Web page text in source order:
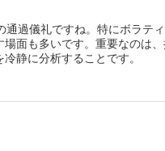
過儀礼ですね。特にボラテ
面も多いです。重要なのは
静に分析することです。